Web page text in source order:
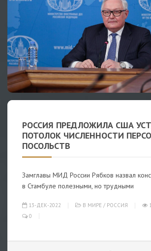
РОССИЯ ПРЕДЛОЖИЛА США
ПОТОЛОК ЧИСЛЕННОСТИ
ПОСОЛЬСТВ
Замглавы МИД России Рябков назвал
в Стамбуле полезными, но трудными
13-ДЕК-2022 В МИРЕ / РОССИЯ
0